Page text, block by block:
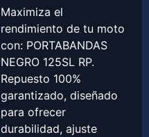
Maximiza el
rendimiento de tu moto
con: PORTABANDAS
NEGRO 125SL RP.
Repuesto 100%
garantizado, diseñado
para ofrecer
durabilidad, ajuste